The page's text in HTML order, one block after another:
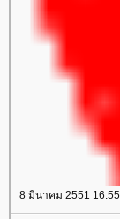
8 มีนาคม 2551